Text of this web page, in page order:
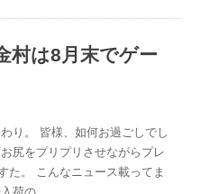
は8月末でゲー
り。 皆様、如何お過ごしでし
尻をプリプリさせながらプレ
た。 こんなニュース載ってま